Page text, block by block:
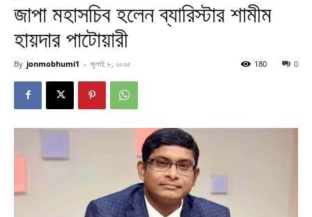
জাপা মহাসচিব হলেন ব্যারিস্টার শামীম
হায়দার পাটোয়ারী
By jonmobhumi1 - জুলাই ৮, ২০২৫ 0
180